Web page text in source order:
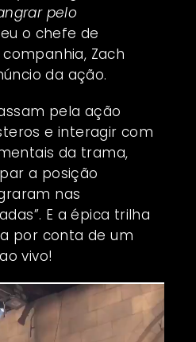
pelo
o chefe de
Zach
da ação.
pela ação
e interagir com
da trama,
a posição
nas
E a épica trilha
por conta de um
vivo!